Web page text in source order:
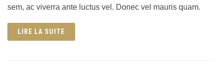
sem, ac viverra ante luctus vel. Donec vel mauris quam.
LIRE LA SUITE